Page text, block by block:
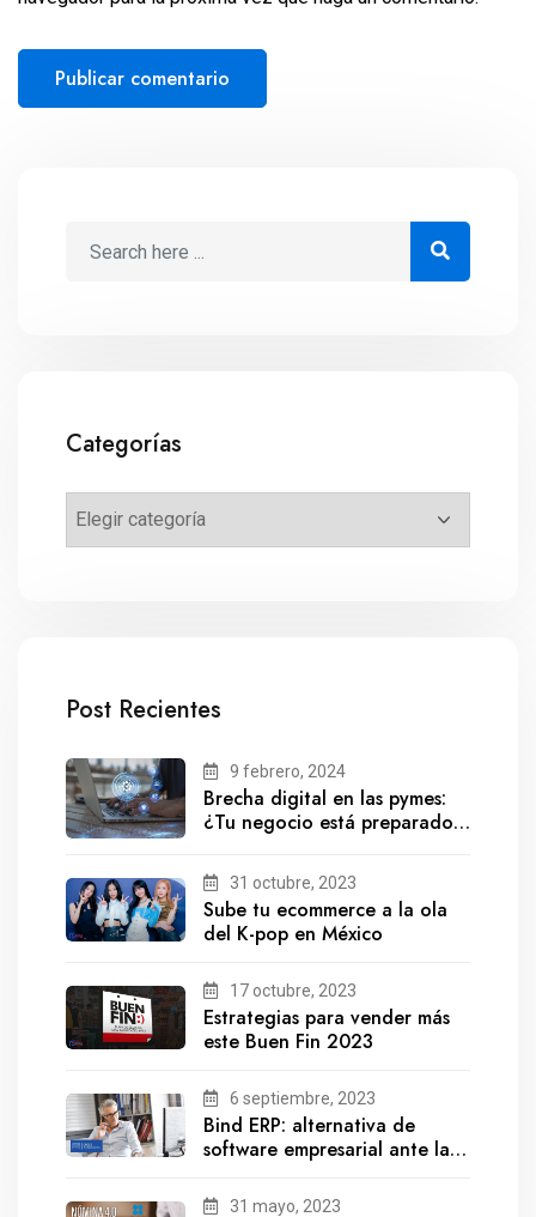
Categorías
Post Recientes
9 febrero, 2024
Brecha digital en las pymes:
¿Tu negocio está preparado
31 octubre, 2023
Sube tu ecommerce a la ola
del K-pop en México
17 octubre, 2023
Estrategias para vender más
este Buen Fin 2023
6 septiembre, 2023
Bind ERP: alternativa de
software empresarial ante la
31 mayo, 2023